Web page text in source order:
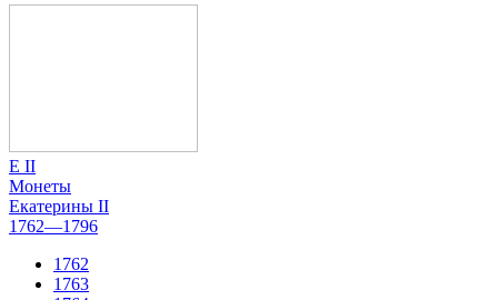
Е II
Монеты
Екатерины II
1762—1796
1762
1763